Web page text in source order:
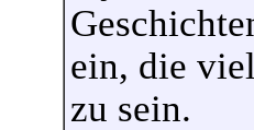
ein, die
zu sein.